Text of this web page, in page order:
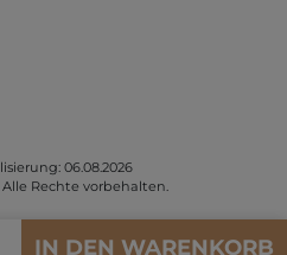
IN DEN WARENKORB
06.08.2026
Rechte vorbehalten.